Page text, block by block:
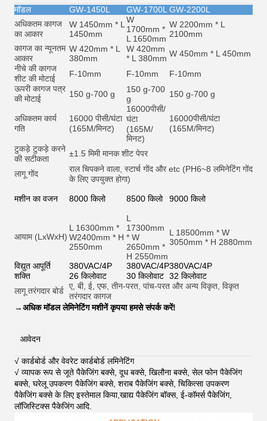
मॉडल GW-1450L GW-1700L GW-2200L
अधिकतम कागज
का आकार
W 1450mm * L
1450mm
W
1700mm *
L 1650mm
W 2200mm * L
2100mm
कागज का न्यूनतम
आकार
W 420mm * L
380mm
W 420mm
* L 380mm W 450mm * L 450mm
नीचे की कागज
शीट की मोटाई
F-10mm F-10mm
F-10mm
ऊपरी कागज पत्र
की मोटाई
150 g-700 g
150 g-700
g
150 g-700 g
अधिकतम कार्य
गति
16000 पीसी/घंटा
(165M/मिनट)
16000पीसी/
घंटा
(165M/
मिनट)
16000पीसी/घंटा
(165M/मिनट)
टुकड़े टुकड़े करने
की सटीकता
±1.5 मिमी मानक शीट पेपर
लागू गोंद राल चिपकने वाला, स्टार्च गोंद और etc (PH6~8 लमिनेटिंग गोंद
के लिए उपयुक्त होगा)
मशीन का वजन 8000 किलो 8500 किलो 9000 किलो
आयाम (LxWxH)
L 16300mm *
W2400mm * H
2550mm
L
17300mm
* W
2650mm *
H 2550mm
L 18500mm * W
3050mm * H 2880mm
विद्युत आपूर्ति 380VAC/4P 380VAC/4P380VAC/4P
शक्ति
26 किलोवाट 30 किलोवाट 32 किलोवाट
लागू तरंगदार बोर्ड ए, बी, ई, एफ, तीन-परत, पांच-परत और अन्य विकृत, विकृत
तरंगदार कागज
→अधिक मॉडल लेमिनेटिंग मशीनें कृपया हमसे संपर्क करें!
आवेदन
√ कार्डबोर्ड और वेवरेट कार्डबोर्ड लमिनेटिंग
√ व्यापक रूप से जूते पैकेजिंग बक्से, दूध बक्से, खिलौना बक्से, सेल फोन पैकेजिंग
बक्से, घरेलू उपकरण पैकेजिंग बक्से, शराब पैकेजिंग बक्से, चिकित्सा उपकरण
पैकेजिंग बक्से के लिए इस्तेमाल किया,खाद्य पैकेजिंग बॉक्स, ई-कॉमर्स पैकेजिंग,
लॉजिस्टिक्स पैकेजिंग आदि